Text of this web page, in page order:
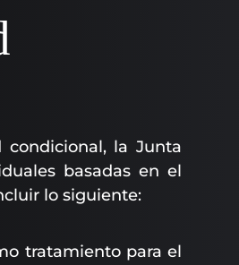
la Junta
basadas en el
lo siguiente:
tratamiento para el